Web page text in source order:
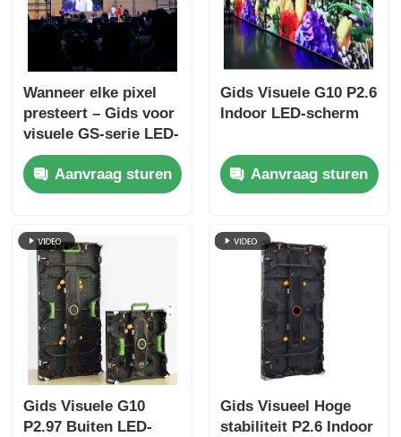
Wanneer elke pixel
presteert – Gids voor
visuele GS-serie LED-
schermen voor
epische evenementen
Aanvraag sturen
Gids Visuele G10 P2.6
Indoor LED-scherm
Aanvraag sturen
Gids Visuele G10
P2.97 Buiten LED-
Gids Visueel Hoge
stabiliteit P2.6 Indoor